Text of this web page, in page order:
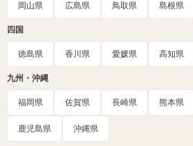
岡山県 広島県 鳥取県 島根県
四国
徳島県 香川県 愛媛県 高知県
九州・沖縄
福岡県 佐賀県 長崎県 熊本県
鹿児島県 沖縄県